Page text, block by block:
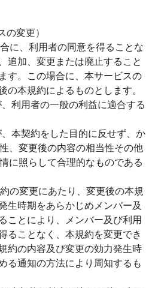
の変更）
に、利用者の同意を得ることな
追加、変更または廃止すること
す。この場合に、本サービスの
の本規約によるものとします。
利用者の一般の利益に適合する
本契約をした目的に反せず、か
、変更後の内容の相当性その他
に照らして合理的なものである
の変更にあたり、変更後の本規
生時期をあらかじめメンバー及
ことにより、メンバー及び利用
ることなく、本規約を変更でき
約の内容及び変更の効力発生時
る通知の方法により周知するも